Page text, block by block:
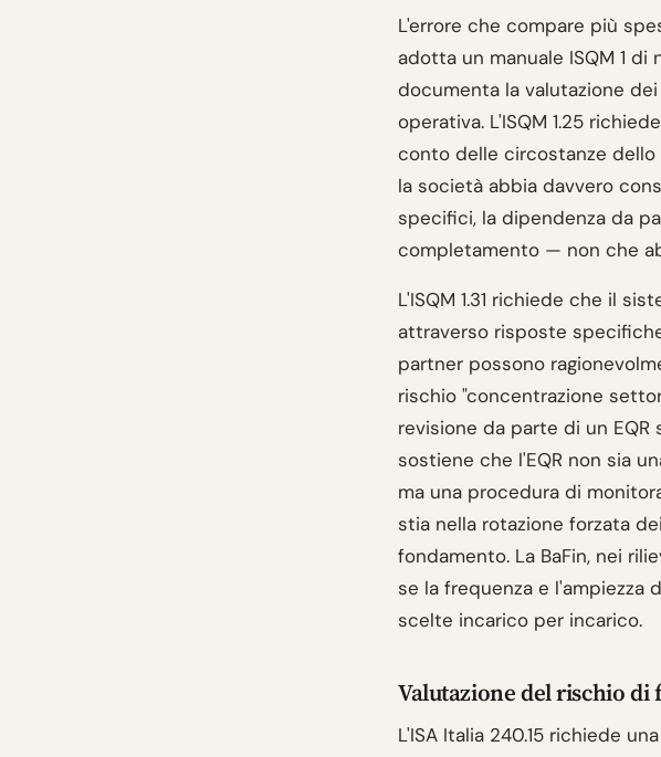
L'errore che compare più
adotta un manuale ISQM 1
documenta la valutazione
operativa. L'ISQM 1.25
conto delle circostanze dello
la società abbia davvero
specifici, la dipendenza da
completamento — non che
L'ISQM 1.31 richiede che il
attraverso risposte
partner possono
rischio "concentrazione
revisione da parte di un
sostiene che l'EQR non sia
ma una procedura di
stia nella rotazione forzata
fondamento. La BaFin, nei
se la frequenza e l'ampiezza
scelte incarico per incarico.
Valutazione del rischio di
L'ISA Italia 240.15 richiede